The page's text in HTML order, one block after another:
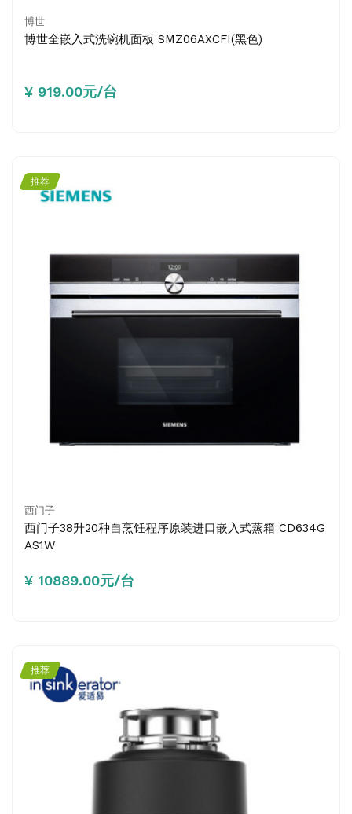
博世
博世全嵌入式洗碗机面板 SMZ06AXCFI(黑色)
¥ 919.00元/台
推荐
西门子
西门子38升20种自烹饪程序原装进口嵌入式蒸箱 CD634G
AS1W
¥ 10889.00元/台
推荐